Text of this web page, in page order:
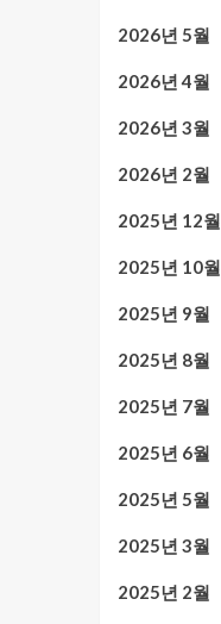
2026년 5월
2026년 4월
2026년 3월
2026년 2월
2025년 12월
2025년 10월
2025년 9월
2025년 8월
2025년 7월
2025년 6월
2025년 5월
2025년 3월
2025년 2월